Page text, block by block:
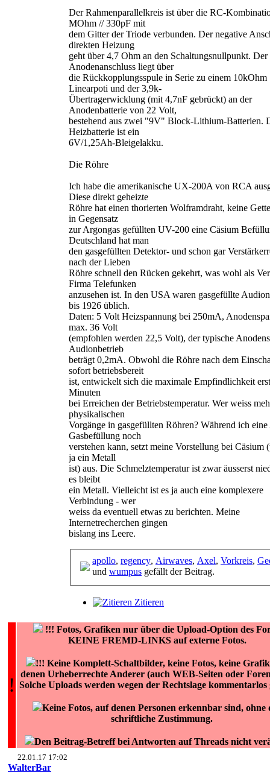
Der Rahmenparallelkreis ist über die RC-
MOhm // 330pF mit
dem Gitter der Triode verbunden. Der negative
direkten Heizung
geht über 4,7 Ohm an den Schaltungsnullpunkt. Der
Anodenanschluss liegt über
die Rückkopplungsspule in Serie zu einem 10kOhm
Linearpoti und der 3,9k-
Übertragerwicklung (mit 4,7nF gebrückt) an der
Anodenbatterie von 22 Volt,
bestehend aus zwei "9V" Block-Lithium-Batterien.
Heizbatterie ist ein
6V/1,25Ah-Bleigelakku.
Die Röhre
Ich habe die amerikanische UX-200A von RCA
Diese direkt geheizte
Röhre hat einen thorierten Wolframdraht, keine
in Gegensatz
zur Argongas gefüllten UV-200 eine Cäsium
Deutschland hat man
den gasgefüllten Detektor- und schon gar
nach der Lieben
Röhre schnell den Rücken gekehrt, was wohl als
Firma Telefunken
anzusehen ist. In den USA waren gasgefüllte
bis 1926 üblich.
Daten: 5 Volt Heizspannung bei 250mA,
max. 36 Volt
(empfohlen werden 22,5 Volt), der typische
Audionbetrieb
beträgt 0,2mA. Obwohl die Röhre nach dem
sofort betriebsbereit
ist, entwickelt sich die maximale Empfindlichkeit
Minuten
bei Erreichen der Betriebstemperatur. Wer weiss
physikalischen
Vorgänge in gasgefüllten Röhren? Während ich
Gasbefüllung noch
verstehen kann, setzt meine Vorstellung bei Cäsium
ja ein Metall
ist) aus. Die Schmelztemperatur ist zwar äusserst
es bleibt
ein Metall. Vielleicht ist es ja auch eine komplexere
Verbindung - wer
weiss da eventuell etwas zu berichten. Meine
Internetrecherchen gingen
bislang ins Leere.
apollo, regency, Airwaves, Axel, Vorkreis,
und wumpus gefällt der Beitrag.
Zitieren
!
!!! Fotos, Grafiken nur über die Upload-Option des
KEINE FREMD-LINKS auf externe Fotos.
!!! Keine Komplett-Schaltbilder, keine Fotos, keine
denen Urheberrechte Anderer (auch WEB-Seiten oder
Solche Uploads werden wegen der Rechtslage kommentarlos
Keine Fotos, auf denen Personen erkennbar sind, ohne
schriftliche Zustimmung.
Den Beitrag-Betreff bei Antworten auf Threads nicht
22.01.17 17:02
WalterBar